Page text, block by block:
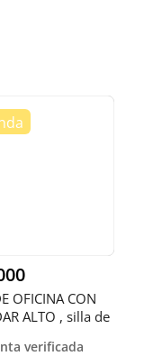
OFICINA CON
ALTO , silla de
verificada